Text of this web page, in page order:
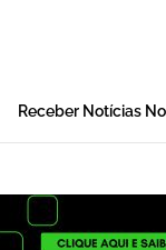
Receber Notícias